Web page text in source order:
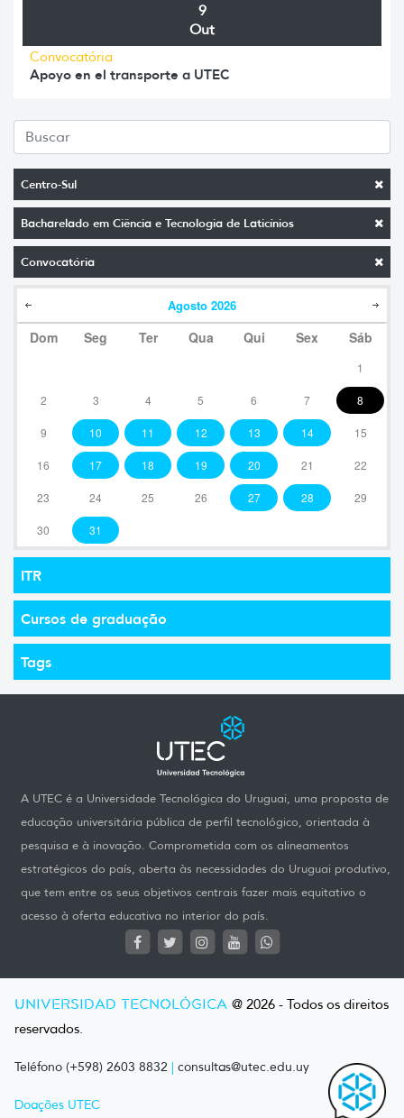
Centro-Sul
Bacharelado em Ciência e Tecnologia de Laticínios
Convocatória
Agosto 2026
Dom Seg Ter Qua Qui Sex Sáb
1
2 3 4 5 6 7 8
9 10 11 12 13 14 15
16 17 18 19 20 21 22
23 24 25 26 27 28 29
30 31
ITR
Cursos de graduação
Tags
9
Out
Convocatória
Apoyo en el transporte a UTEC
A UTEC é a Universidade Tecnológica do Uruguai, uma proposta de
educação universitária pública de perfil tecnológico, orientada à
pesquisa e à inovação. Comprometida com os alineamentos
estratégicos do país, aberta às necessidades do Uruguai produtivo,
que tem entre os seus objetivos centrais fazer mais equitativo o
acesso à oferta educativa no interior do país.
UNIVERSIDAD TECNOLÓGICA @ 2026 - Todos os direitos
reservados.
Teléfono (+598) 2603 8832 | consultas@utec.edu.uy
Doações UTEC